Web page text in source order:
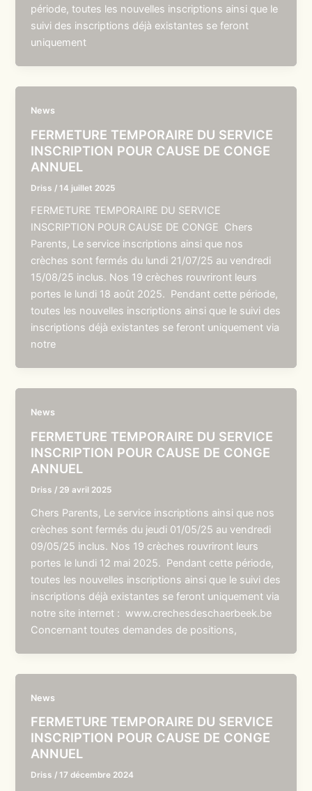
période, toutes les nouvelles inscriptions ainsi que le
suivi des inscriptions déjà existantes se feront
uniquement
News
FERMETURE TEMPORAIRE DU SERVICE
INSCRIPTION POUR CAUSE DE CONGE
ANNUEL
Driss /14 juillet 2025
FERMETURE TEMPORAIRE DU SERVICE
INSCRIPTION POUR CAUSE DE CONGE Chers
Parents, Le service inscriptions ainsi que nos
crèches sont fermés du lundi 21/07/25 au vendredi
15/08/25 inclus. Nos 19 crèches rouvriront leurs
portes le lundi 18 août 2025. Pendant cette période,
toutes les nouvelles inscriptions ainsi que le suivi des
inscriptions déjà existantes se feront uniquement via
notre
News
FERMETURE TEMPORAIRE DU SERVICE
INSCRIPTION POUR CAUSE DE CONGE
ANNUEL
Driss / 29 avril 2025
Chers Parents, Le service inscriptions ainsi que nos
crèches sont fermés du jeudi 01/05/25 au vendredi
09/05/25 inclus. Nos 19 crèches rouvriront leurs
portes le lundi 12 mai 2025. Pendant cette période,
toutes les nouvelles inscriptions ainsi que le suivi des
inscriptions déjà existantes se feront uniquement via
notre site internet : www.crechesdeschaerbeek.be
Concernant toutes demandes de positions,
News
FERMETURE TEMPORAIRE DU SERVICE
INSCRIPTION POUR CAUSE DE CONGE
ANNUEL
Driss /17 décembre 2024